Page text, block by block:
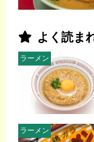
よく読ま
ラーメン
ラーメン